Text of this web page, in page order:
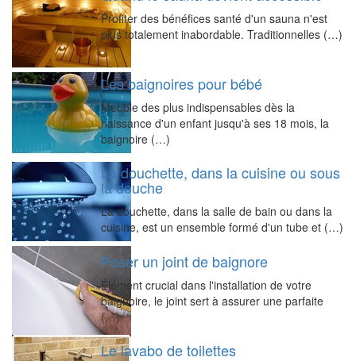
Profiter des bénéfices santé d'un sauna n'est
plus totalement inabordable. Traditionnelles (…)
Les baignoires pour bébé
Meuble des plus indispensables dès la
naissance d'un enfant jusqu'à ses 18 mois, la
baignoire (…)
La douchette, dans la cuisine ou sous
la douche
La douchette, dans la salle de bain ou dans la
cuisine, est un ensemble formé d'un tube et (…)
Poser un joint de baignore
Élément crucial dans l'installation de votre
baignoire, le joint sert à assurer une parfaite
(…)
Le lavabo de toilettes